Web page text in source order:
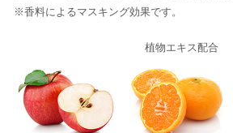
※香料によるマスキング効果です。
植物エキス配合